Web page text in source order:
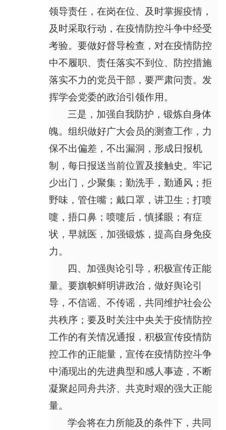
领导责任，在岗在位、及时掌握疫情，
及时采取行动，在疫情防控斗争中经受
考验。要做好督导检查，对在疫情防控
中不履职、责任落实不到位、防控措施
落实不力的党员干部，要严肃问责。发
挥学会党委的政治引领作用。
三是，加强自我防护，锻炼自身体
魄。组织做好广大会员的测查工作，力
保不出偏差，不出漏洞，形成日报机
制，每日报送当前位置及接触史。牢记
少出门，少聚集；勤洗手，勤通风；拒
野味，管住嘴；戴口罩，讲卫生；打喷
嚏，捂口鼻；喷嚏后，慎揉眼；有症
状，早就医，加强锻炼，提高自身免疫
力。
四、加强舆论引导，积极宣传正能
量。要旗帜鲜明讲政治，做好舆论引
导，不信谣、不传谣，共同维护社会公
共秩序；要及时关注中央关于疫情防控
工作的有关情况通报，积极宣传疫情防
控工作的正能量，宣传在疫情防控斗争
中涌现出的先进典型和感人事迹，不断
凝聚起同舟共济、共克时艰的强大正能
量。
学会将在力所能及的条件下，共同